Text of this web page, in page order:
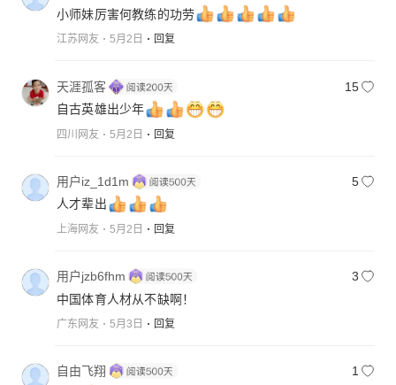
小师妹厉害何教练的功劳
江苏网友 5月2日 回复
天涯孤客
15
自古英雄出少年
四川网友 5月2日 回复
用户iz_1d1m
5
人才辈出
上海网友 5月2日 回复
用户jzb6fhm
3
中国体育人材从不缺啊！
广东网友 5月3日 回复
自由飞翔
1